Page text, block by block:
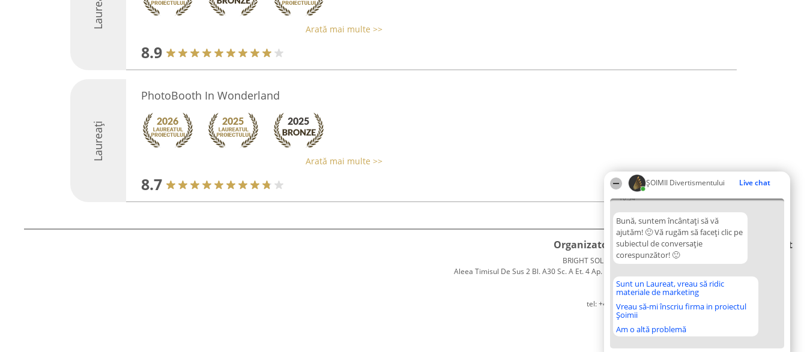
ŞOIMII Divertismentului Live chat
10:34
Bună, suntem încântați să vă
ajutăm! 🙂 Vă rugăm să faceți clic pe
subiectul de conversație
corespunzător! 🙂
Sunt un Laureat, vreau să ridic
materiale de marketing
Vreau să-mi înscriu firma in proiectul
Șoimii
Am o altă problemă
Laureați Arată mai multe >>
8.9
Laureați
PhotoBooth In Wonderland
Arată mai multe >>
8.7
Organizator Ranking
BRIGHT SOLUTIONS BR SRL
Aleea Timisul De Sus 2 Bl. A30 Sc. A Et. 4 Ap. 13 Cod 061952
București
CUI 36737675
tel: +40 770 990 492
Plebiscyt
Tuturor
Laureaților
Reguli
confidențialitate
Contact